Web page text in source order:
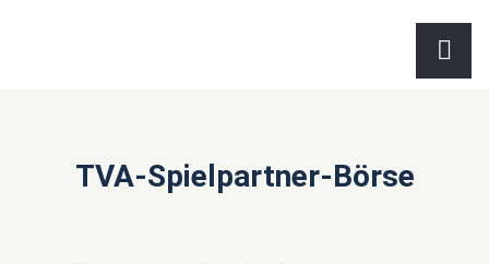
TVA-Spielpartner-Börse